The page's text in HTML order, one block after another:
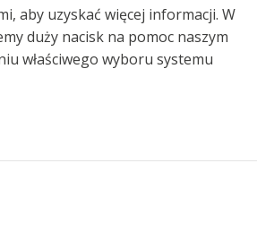
aby uzyskać więcej informacji. W
duży nacisk na pomoc naszym
właściwego wyboru systemu